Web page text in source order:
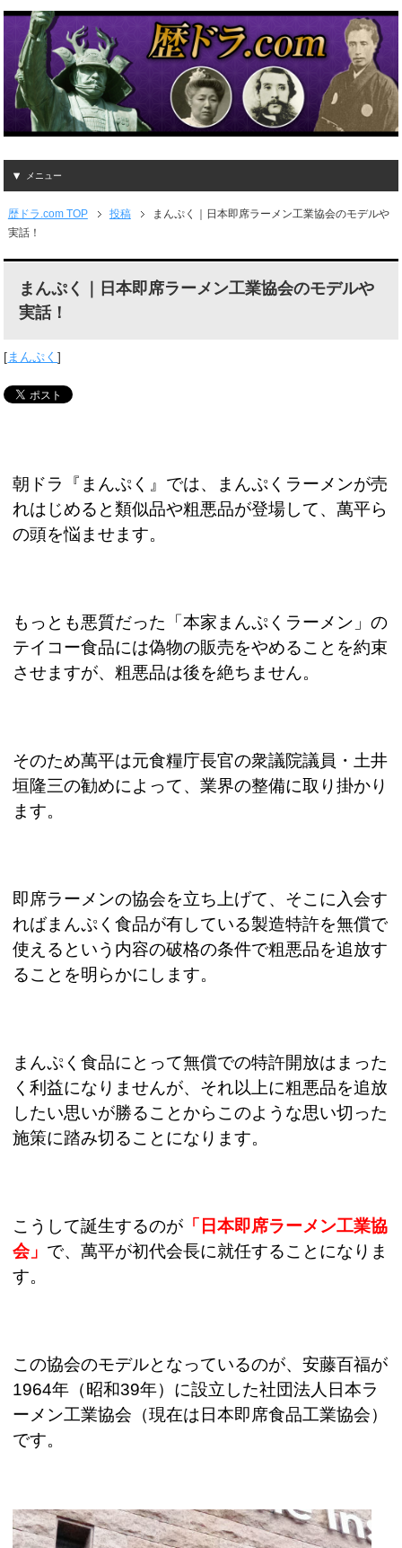
メニュー
歴ドラ.com TOP 投稿
まんぷく｜日本即席ラーメン工業協会のモデルや
実話！
まんぷく｜日本即席ラーメン工業協会のモデルや
実話！
[まんぷく]
朝ドラ『まんぷく』では、まんぷくラーメンが売
れはじめると類似品や粗悪品が登場して、萬平ら
の頭を悩ませます。
もっとも悪質だった「本家まんぷくラーメン」の
テイコー食品には偽物の販売をやめることを約束
させますが、粗悪品は後を絶ちません。
そのため萬平は元食糧庁長官の衆議院議員・土井
垣隆三の勧めによって、業界の整備に取り掛かり
ます。
即席ラーメンの協会を立ち上げて、そこに入会す
ればまんぷく食品が有している製造特許を無償で
使えるという内容の破格の条件で粗悪品を追放す
ることを明らかにします。
まんぷく食品にとって無償での特許開放はまった
く利益になりませんが、それ以上に粗悪品を追放
したい思いが勝ることからこのような思い切った
施策に踏み切ることになります。
こうして誕生するのが 「日本即席ラーメン工業協
会」 で、萬平が初代会長に就任することになりま
す。
この協会のモデルとなっているのが、安藤百福が
1964年（昭和39年）に設立した社団法人日本ラ
ーメン工業協会（現在は日本即席食品工業協会）
です。